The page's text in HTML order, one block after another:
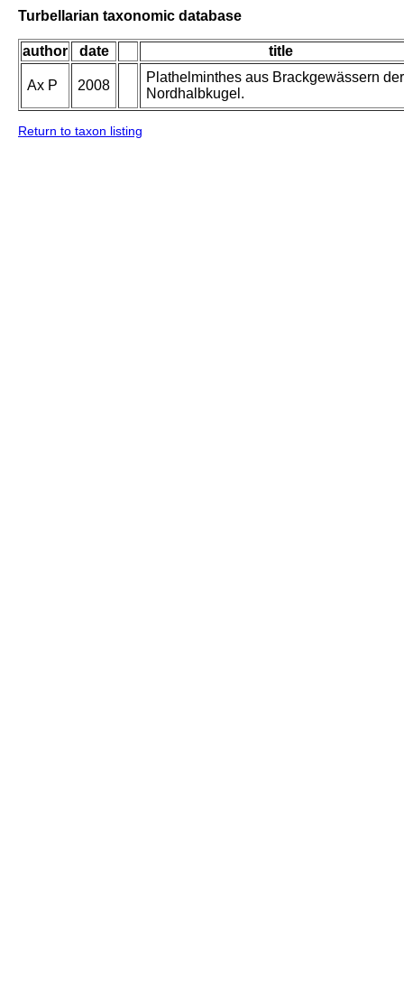
Turbellarian taxonomic database
author date title
Ax P 2008
Plathelminthes aus Brackgewässern der
Nordhalbkugel.
Return to taxon listing